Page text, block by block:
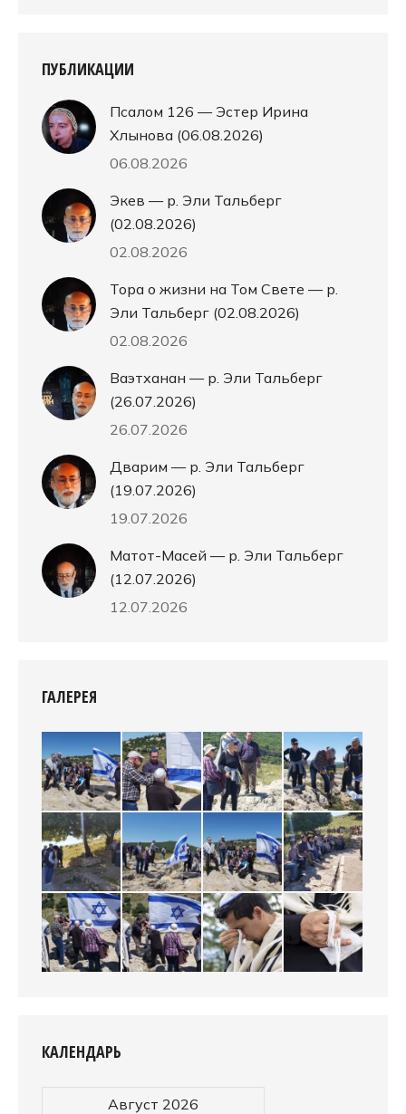
ПУБЛИКАЦИИ
Псалом 126 — Эстер Ирина
Хлынова (06.08.2026)
06.08.2026
Экев — р. Эли Тальберг
(02.08.2026)
02.08.2026
Тора о жизни на Том Свете — р.
Эли Тальберг (02.08.2026)
02.08.2026
Ваэтханан — р. Эли Тальберг
(26.07.2026)
26.07.2026
Дварим — р. Эли Тальберг
(19.07.2026)
19.07.2026
Матот-Масей — р. Эли Тальберг
(12.07.2026)
12.07.2026
ГАЛЕРЕЯ
КАЛЕНДАРЬ
Август 2026